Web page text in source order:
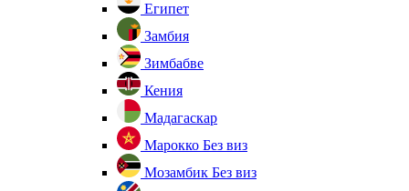
Египет
Замбия
Зимбабве
Кения
Мадагаскар
Марокко Без виз
Мозамбик Без виз